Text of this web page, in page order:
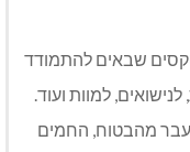
טקסים שבאים להתמודד
למוות ועוד.
מהבטוח, החמים